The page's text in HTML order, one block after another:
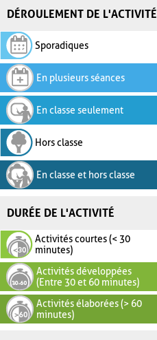
DÉROULEMENT DE L'ACTIVITÉ
Sporadiques
En plusieurs séances
En classe seulement
Hors classe
En classe et hors classe
DURÉE DE L'ACTIVITÉ
Activités courtes (< 30
minutes)
Activités développées
(Entre 30 et 60 minutes)
Activités élaborées (> 60
minutes)